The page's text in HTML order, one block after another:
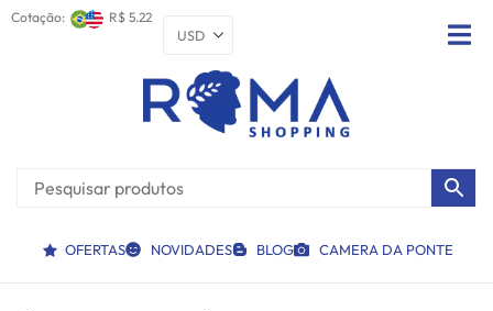
Cotação: R$ 5.22
OFERTAS NOVIDADES BLOG CAMERA DA PONTE